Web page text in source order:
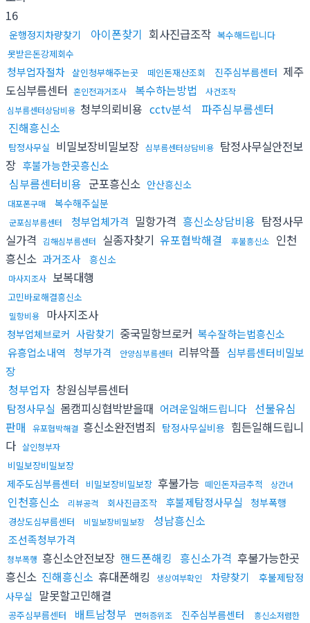
16
운행정지차량찾기 아이폰찾기 회사진급조작 복수해드립니다
못받은돈강제회수
청부업자절차 살인청부해주는곳 떼인돈재산조회 진주심부름센터 제주
도심부름센터 혼인전과거조사 복수하는방법
사건조작
심부름센터상담비용 청부의뢰비용 cctv분석
파주심부름센터
진해흥신소
탐정사무실 비밀보장비밀보장 심부름센터상담비용 탐정사무실안전보
장 후불가능한곳흥신소
심부름센터비용 군포흥신소 안산흥신소
대포폰구매 복수해주실분
군포심부름센터 청부업체가격 밀항가격 흥신소상담비용 탐정사무
실가격
김해심부름센터 실종자찾기 유포협박해결 후불흥신소
인천
흥신소 과거조사 흥신소
마사지조사 보복대행
고민바로해결흥신소
밀항비용 마사지조사
청부업체브로커 사람찾기 중국밀항브로커 복수잘하는법흥신소
유흥업소내역
청부가격 안양심부름센터 리뷰악플 심부름센터비밀보
장
청부업자 창원심부름센터
탐정사무실 몸캠피싱협박받을때 어려운일해드립니다 선불유심
판매
유포협박해결 흥신소완전범죄 탐정사무실비용 힘든일해드립니
다 살인청부자
비밀보장비밀보장
제주도심부름센터 비밀보장비밀보장 후불가능 떼인돈자금추적 상간녀
인천흥신소 리뷰공격 회사진급조작 후불제탐정사무실 청부폭행
경상도심부름센터 비밀보장비밀보장 성남흥신소
조선족청부가격
청부폭행 흥신소안전보장 핸드폰해킹 흥신소가격 후불가능한곳
흥신소 진해흥신소 휴대폰해킹 생상여부확인 차량찾기
후불제탐정
사무실 말못할고민해결
공주심부름센터 배트남청부 면허증위조 진주심부름센터
흥신소저렴한